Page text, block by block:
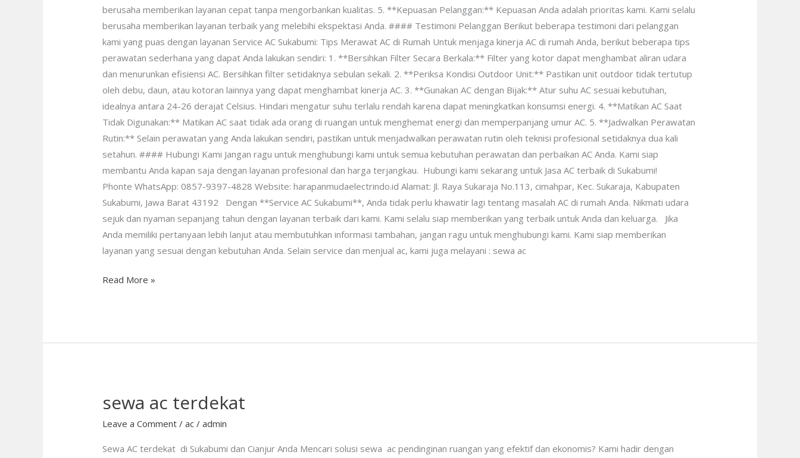
berusaha memberikan layanan cepat tanpa mengorbankan kualitas. 5. **Kepuasan Pelanggan:** Kepuasan Anda adalah prioritas kami. Kami selalu
berusaha memberikan layanan terbaik yang melebihi ekspektasi Anda. #### Testimoni Pelanggan Berikut beberapa testimoni dari pelanggan
kami yang puas dengan layanan Service AC Sukabumi: Tips Merawat AC di Rumah Untuk menjaga kinerja AC di rumah Anda, berikut beberapa tips
perawatan sederhana yang dapat Anda lakukan sendiri: 1. **Bersihkan Filter Secara Berkala:** Filter yang kotor dapat menghambat aliran udara
dan menurunkan efisiensi AC. Bersihkan filter setidaknya sebulan sekali. 2. **Periksa Kondisi Outdoor Unit:** Pastikan unit outdoor tidak tertutup
oleh debu, daun, atau kotoran lainnya yang dapat menghambat kinerja AC. 3. **Gunakan AC dengan Bijak:** Atur suhu AC sesuai kebutuhan,
idealnya antara 24-26 derajat Celsius. Hindari mengatur suhu terlalu rendah karena dapat meningkatkan konsumsi energi. 4. **Matikan AC Saat
Tidak Digunakan:** Matikan AC saat tidak ada orang di ruangan untuk menghemat energi dan memperpanjang umur AC. 5. **Jadwalkan Perawatan
Rutin:** Selain perawatan yang Anda lakukan sendiri, pastikan untuk menjadwalkan perawatan rutin oleh teknisi profesional setidaknya dua kali
setahun. #### Hubungi Kami Jangan ragu untuk menghubungi kami untuk semua kebutuhan perawatan dan perbaikan AC Anda. Kami siap
membantu Anda kapan saja dengan layanan profesional dan harga terjangkau. Hubungi kami sekarang untuk Jasa AC terbaik di Sukabumi!
Phonte WhatsApp: 0857-9397-4828 Website: harapanmudaelectrindo.id Alamat: Jl. Raya Sukaraja No.113, cimahpar, Kec. Sukaraja, Kabupaten
Sukabumi, Jawa Barat 43192 Dengan **Service AC Sukabumi**, Anda tidak perlu khawatir lagi tentang masalah AC di rumah Anda. Nikmati udara
sejuk dan nyaman sepanjang tahun dengan layanan terbaik dari kami. Kami selalu siap memberikan yang terbaik untuk Anda dan keluarga. Jika
Anda memiliki pertanyaan lebih lanjut atau membutuhkan informasi tambahan, jangan ragu untuk menghubungi kami. Kami siap memberikan
layanan yang sesuai dengan kebutuhan Anda. Selain service dan menjual ac, kami juga melayani : sewa ac
Read More »
sewa ac terdekat
Leave a Comment /ac /admin
Sewa AC terdekat di Sukabumi dan Cianjur Anda Mencari solusi sewa ac pendinginan ruangan yang efektif dan ekonomis? Kami hadir dengan
sewa
terdekat